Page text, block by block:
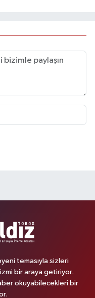
temasıyla sizleri
bir araya getiriyor.
okuyabilecekleri bir